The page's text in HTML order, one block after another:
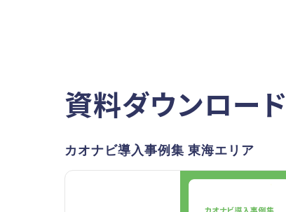
資料ダウンロード
カオナビ導入事例集 東海エリア